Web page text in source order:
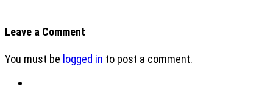
Leave a Comment
You must be logged in to post a comment.